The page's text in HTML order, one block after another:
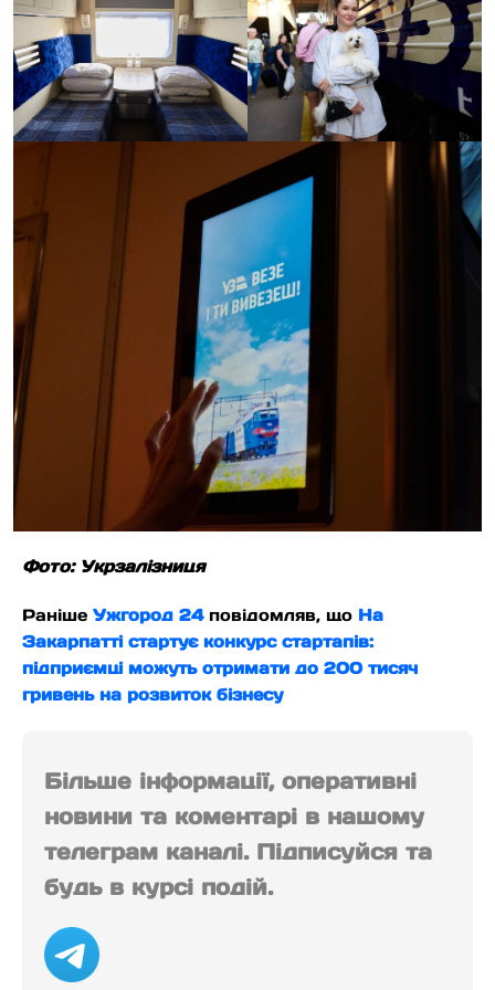
Фото: Укрзалізниця
Раніше Ужгород 24повідомляв, що На
Закарпатті стартує конкурс стартапів:
підприємці можуть отримати до 200 тисяч
гривень на розвиток бізнесу
Більше інформації, оперативні
новини та коментарі в нашому
телеграм каналі. Підписуйся та
будь в курсі подій.